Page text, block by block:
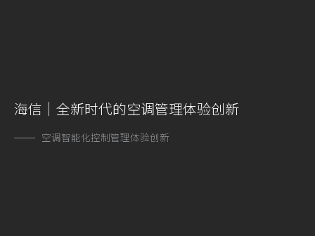
海信｜全新时代的空调管理体验创新
空调智能化控制管理体验创新